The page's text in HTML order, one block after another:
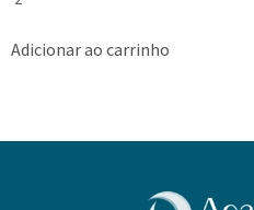
Adicionar ao carrinho